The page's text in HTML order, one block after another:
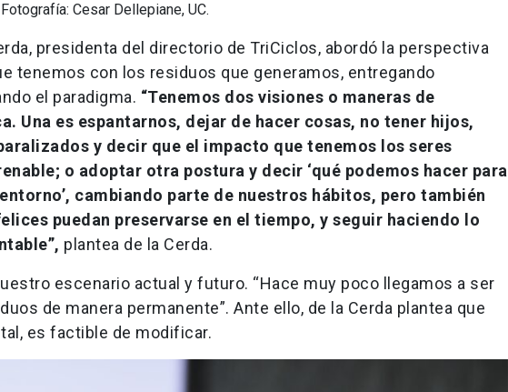
Cesar Dellepiane, UC.
presidenta del directorio de TriCiclos, abordó la perspectiva
tenemos con los residuos que generamos, entregando
el paradigma. “Tenemos dos visiones o maneras de
Una es espantarnos, dejar de hacer cosas, no tener hijos,
y decir que el impacto que tenemos los seres
o adoptar otra postura y decir ‘qué podemos hacer para
cambiando parte de nuestros hábitos, pero también
puedan preservarse en el tiempo, y seguir haciendo lo
plantea de la Cerda.
escenario actual y futuro. “Hace muy poco llegamos a ser
de manera permanente”. Ante ello, de la Cerda plantea que
es factible de modificar.